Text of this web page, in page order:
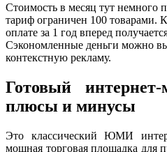
Стоимость в месяц тут
тариф ограничен 100 товарами.
оплате за 1 год вперед
Сэкономленные деньги можно
контекстную рекламу.
Готовый
плюсы и минусы
Это классический ЮМИ
мощная торговая площадка для